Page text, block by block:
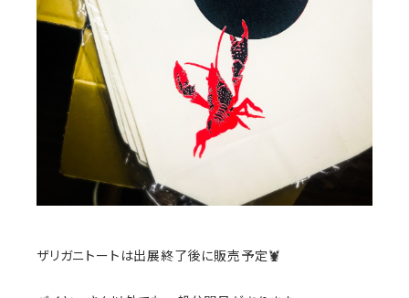
ザリガニトートは出展終了後に販売予定🦞